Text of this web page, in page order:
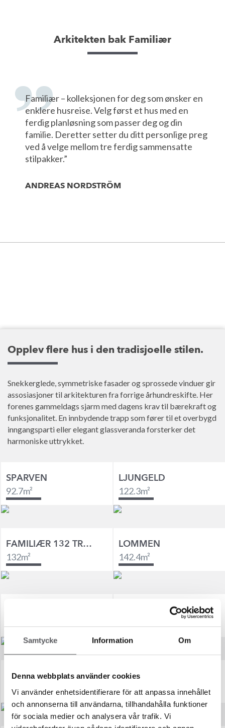
Samtycke Information Om
Denna webbplats använder cookies
Vi använder enhetsidentifierare för att anpassa innehållet
och annonserna till användarna, tillhandahålla funktioner
för sociala medier och analysera vår trafik. Vi
Arkitekten bak Familiær
Familiær – kolleksjonen for deg som ønsker en
enklere husreise. Velg først et hus med en
ferdig planløsning som passer deg og din
familie. Deretter setter du ditt personlige preg
ved å velge mellom tre ferdig sammensatte
stilpakker.”
ANDREAS NORDSTRÖM
Opplev flere hus i den tradisjoelle stilen.
Snekkerglede, symmetriske fasader og sprossede vinduer gir
assosiasjoner til arkitekturen fra forrige århundreskifte. Her
forenes gammeldags sjarm med dagens krav til bærekraft og
funksjonalitet. En innbydende trapp som fører til et overbygd
inngangsparti eller elegant glassveranda forsterker det
harmoniske uttrykket.
SPARVEN
92.7m²
LJUNGELD
122.3m²
FAMILIÆR 132 TRADISJONELL
132m²
LOMMEN
142.4m²
DU BESTEMMER!
DOMHERREN
143.9m² 145.5m²